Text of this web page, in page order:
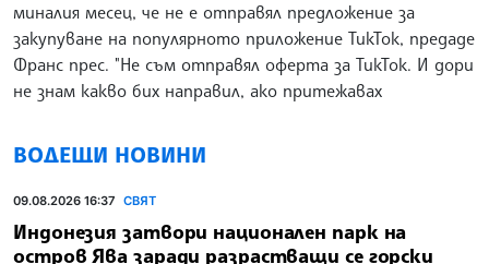
миналия месец, че не е отправял предложение за
закупуване на популярното приложение ТикТок, предаде
Франс прес. "Не съм отправял оферта за ТикТок. И дори
не знам какво бих направил, ако притежавах
ВОДЕЩИ НОВИНИ
09.08.2026 16:37 СВЯТ
Индонезия затвори национален парк на
остров Ява заради разрастващи се горски